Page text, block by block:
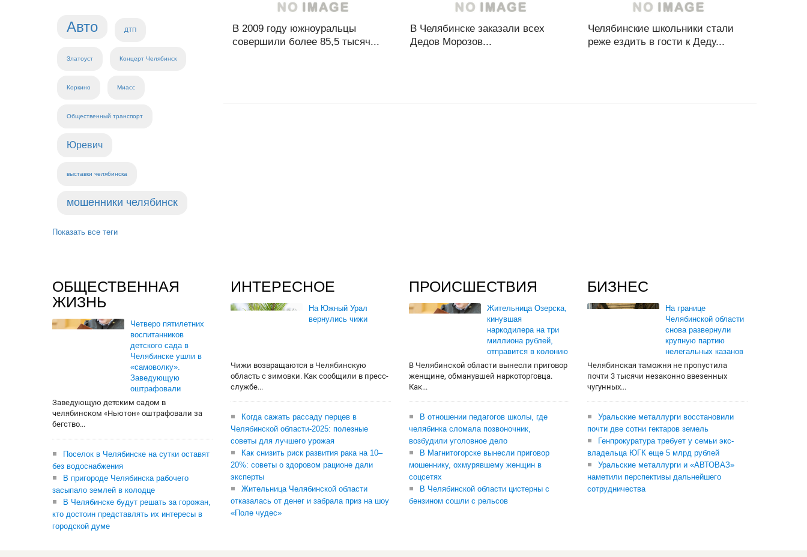
Авто ДТП
Златоуст Концерт Челябинск
Коркино Миасс
Общественный транспорт
Юревич
выставки челябинска
мошенники челябинск
Показать все теги
В 2009 году южноуральцы
совершили более 85,5 тысяч...
В Челябинске заказали всех
Дедов Морозов...
Челябинские школьники стали
реже ездить в гости к Деду...
ОБЩЕСТВЕННАЯ
ЖИЗНЬ
Четверо пятилетних
воспитанников
детского сада в
Челябинске ушли в
«самоволку».
Заведующую
оштрафовали
Заведующую детским садом в
челябинском «Ньютон» оштрафовали за
бегство...
Поселок в Челябинске на сутки оставят
без водоснабжения
В пригороде Челябинска рабочего
засыпало землей в колодце
В Челябинске будут решать за горожан,
кто достоин представлять их интересы в
городской думе
ИНТЕРЕСНОЕ
На Южный Урал
вернулись чижи
Чижи возвращаются в Челябинскую
область с зимовки. Как сообщили в пресс-
службе...
Когда сажать рассаду перцев в
Челябинской области-2025: полезные
советы для лучшего урожая
Как снизить риск развития рака на 10–
20%: советы о здоровом рационе дали
эксперты
Жительница Челябинской области
отказалась от денег и забрала приз на шоу
«Поле чудес»
ПРОИСШЕСТВИЯ
Жительница Озерска,
кинувшая
наркодилера на три
миллиона рублей,
отправится в колонию
В Челябинской области вынесли приговор
женщине, обманувшей наркоторговца.
Как...
В отношении педагогов школы, где
челябинка сломала позвоночник,
возбудили уголовное дело
В Магнитогорске вынесли приговор
мошеннику, охмурявшему женщин в
соцсетях
В Челябинской области цистерны с
бензином сошли с рельсов
БИЗНЕС
На границе
Челябинской области
снова развернули
крупную партию
нелегальных казанов
Челябинская таможня не пропустила
почти 3 тысячи незаконно ввезенных
чугунных...
Уральские металлурги восстановили
почти две сотни гектаров земель
Генпрокуратура требует у семьи экс-
владельца ЮГК еще 5 млрд рублей
Уральские металлурги и «АВТОВАЗ»
наметили перспективы дальнейшего
сотрудничества